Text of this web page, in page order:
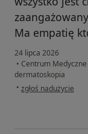
Ma empatię
24 lipca 2026
• Centrum Medyczne
dermatoskopia
• w opinii
zgłoś nadużycie